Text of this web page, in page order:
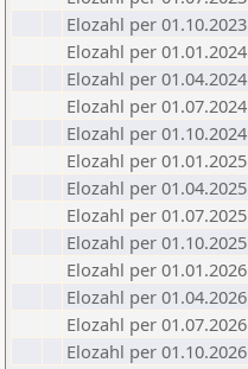
Elozahl per 01.10.2023
Elozahl per 01.01.2024
Elozahl per 01.04.2024
Elozahl per 01.07.2024
Elozahl per 01.10.2024
Elozahl per 01.01.2025
Elozahl per 01.04.2025
Elozahl per 01.07.2025
Elozahl per 01.10.2025
Elozahl per 01.01.2026
Elozahl per 01.04.2026
Elozahl per 01.07.2026
Elozahl per 01.10.2026